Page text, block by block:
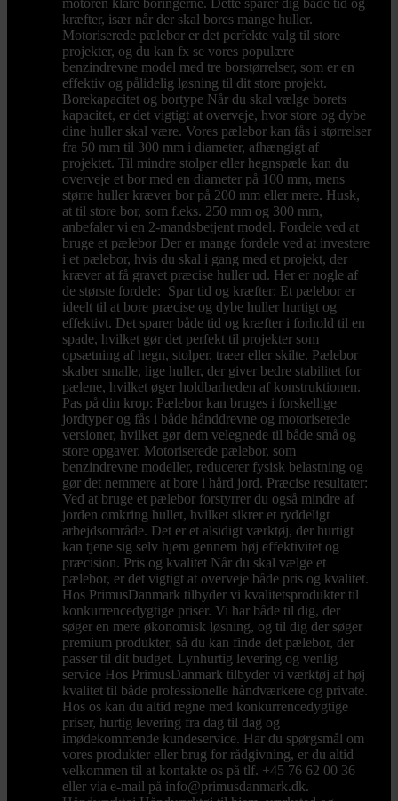
motoren klare boringerne. Dette sparer dig både tid og
kræfter, især når der skal bores mange huller.
Motoriserede pælebor er det perfekte valg til store
projekter, og du kan fx se vores populære
benzindrevne model med tre borstørrelser, som er en
effektiv og pålidelig løsning til dit store projekt.
Borekapacitet og bortype Når du skal vælge borets
kapacitet, er det vigtigt at overveje, hvor store og dybe
dine huller skal være. Vores pælebor kan fås i størrelser
fra 50 mm til 300 mm i diameter, afhængigt af
projektet. Til mindre stolper eller hegnspæle kan du
overveje et bor med en diameter på 100 mm, mens
større huller kræver bor på 200 mm eller mere. Husk,
at til store bor, som f.eks. 250 mm og 300 mm,
anbefaler vi en 2-mandsbetjent model. Fordele ved at
bruge et pælebor Der er mange fordele ved at investere
i et pælebor, hvis du skal i gang med et projekt, der
kræver at få gravet præcise huller ud. Her er nogle af
de største fordele: Spar tid og kræfter: Et pælebor er
ideelt til at bore præcise og dybe huller hurtigt og
effektivt. Det sparer både tid og kræfter i forhold til en
spade, hvilket gør det perfekt til projekter som
opsætning af hegn, stolper, træer eller skilte. Pælebor
skaber smalle, lige huller, der giver bedre stabilitet for
pælene, hvilket øger holdbarheden af konstruktionen.
Pas på din krop: Pælebor kan bruges i forskellige
jordtyper og fås i både hånddrevne og motoriserede
versioner, hvilket gør dem velegnede til både små og
store opgaver. Motoriserede pælebor, som
benzindrevne modeller, reducerer fysisk belastning og
gør det nemmere at bore i hård jord. Præcise resultater:
Ved at bruge et pælebor forstyrrer du også mindre af
jorden omkring hullet, hvilket sikrer et ryddeligt
arbejdsområde. Det er et alsidigt værktøj, der hurtigt
kan tjene sig selv hjem gennem høj effektivitet og
præcision. Pris og kvalitet Når du skal vælge et
pælebor, er det vigtigt at overveje både pris og kvalitet.
Hos PrimusDanmark tilbyder vi kvalitetsprodukter til
konkurrencedygtige priser. Vi har både til dig, der
søger en mere økonomisk løsning, og til dig der søger
premium produkter, så du kan finde det pælebor, der
passer til dit budget. Lynhurtig levering og venlig
service Hos PrimusDanmark tilbyder vi værktøj af høj
kvalitet til både professionelle håndværkere og private.
Hos os kan du altid regne med konkurrencedygtige
priser, hurtig levering fra dag til dag og
imødekommende kundeservice. Har du spørgsmål om
vores produkter eller brug for rådgivning, er du altid
velkommen til at kontakte os på tlf. +45 76 62 00 36
eller via e-mail på info@primusdanmark.dk.